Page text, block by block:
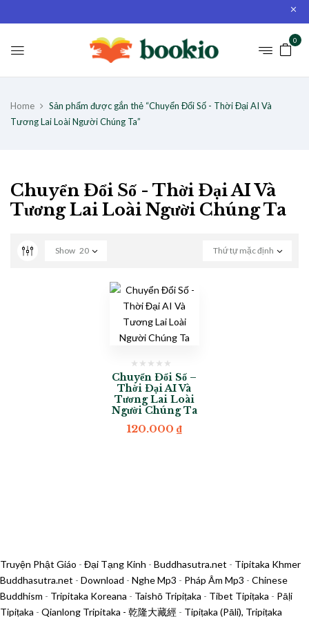
0
Home
Sản phẩm được gắn thẻ “Chuyển Đổi Số - Thời Đại AI Và
Tương Lai Loài Người Chúng Ta”
Chuyển Đổi Số - Thời Đại AI Và
Tương Lai Loài Người Chúng Ta
Thứ tự mặc định
Show 20
Chuyển Đổi Số –
Thời Đại AI Và
Tương Lai Loài
Người Chúng Ta
120.000 ₫
Truyện Phật Giáo - Đại Tạng Kinh - Buddhasutra.net - Tipitaka Khmer
Buddhasutra.net - Download - Nghe Mp3 - Pháp Âm Mp3 - Chinese
Buddhism - Tripitaka Koreana - Taishō Tripiṭaka - Tibet Tipiṭaka - Pāḷi
Tipiṭaka - Qianlong Tripitaka - 乾隆大藏經 - Tipiṭaka (Pāli), Tripiṭaka